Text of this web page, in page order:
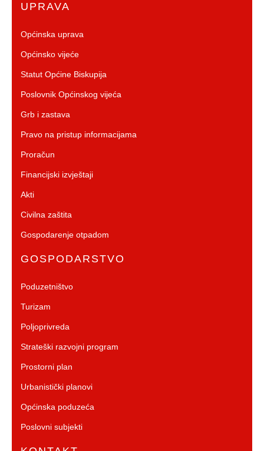
UPRAVA
Općinska uprava
Općinsko vijeće
Statut Općine Biskupija
Poslovnik Općinskog vijeća
Grb i zastava
Pravo na pristup informacijama
Proračun
Financijski izvještaji
Akti
Civilna zaštita
Gospodarenje otpadom
GOSPODARSTVO
Poduzetništvo
Turizam
Poljoprivreda
Strateški razvojni program
Prostorni plan
Urbanistički planovi
Općinska poduzeća
Poslovni subjekti